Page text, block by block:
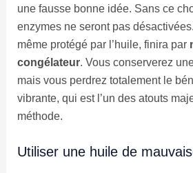
une fausse bonne idée. Sans ce
enzymes ne seront pas
même protégé par l’huile, finira par
congélateur. Vous conserverez
mais vous perdrez totalement le
vibrante, qui est l’un des atouts
méthode.
Utiliser une huile de